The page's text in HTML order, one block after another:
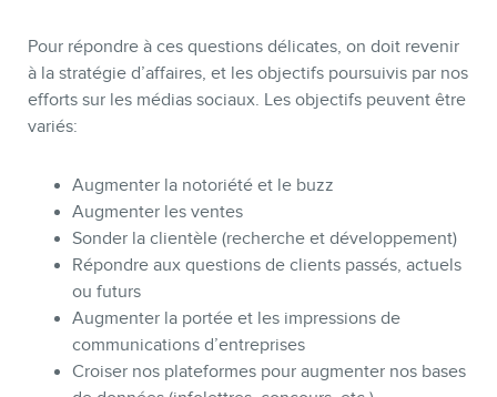
Pour répondre à ces questions délicates, on doit revenir
à la stratégie d’affaires, et les objectifs poursuivis par nos
efforts sur les médias sociaux. Les objectifs peuvent être
variés:
Augmenter la notoriété et le buzz
Augmenter les ventes
Sonder la clientèle (recherche et développement)
Répondre aux questions de clients passés, actuels
ou futurs
Augmenter la portée et les impressions de
communications d’entreprises
Croiser nos plateformes pour augmenter nos bases